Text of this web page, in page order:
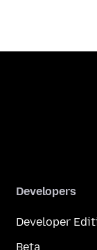
Developers
Developer
Beta